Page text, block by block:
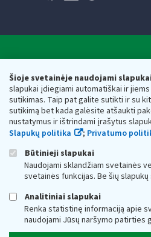
Šioje svetainėje naudojami
slapukai įdiegiami automatiškai ir
sutikimas. Taip pat galite sutikti ir su
sutikimą bet kada galėsite atšaukti
nustatymus ir ištrindami įrašytus
Slapukų politika
; Privatumo
Būtinieji slapukai
Naudojami sklandžiam svetainės
svetainės funkcijas. Be šių
Analitiniai slapukai
Renka statistinę informaciją apie
naudojami Jūsų naršymo patirties
Respublikos finansų
Biudžetinė įstaiga. Juridinio asmens
adresas: Vasario 16-osios g. 14, 01107
vmi@vmi.lt, E. pristatymo dėžutės
Duomenys apie Valstybinę mokesčių
Respublikos finansų ministerijos